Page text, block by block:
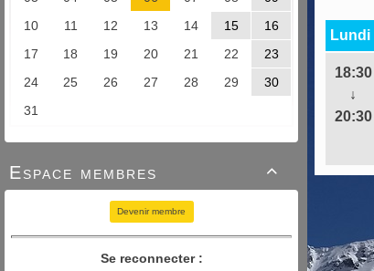

Espace membres
Devenir membre
Se reconnecter :
Lundi
18:30
↓
20:30